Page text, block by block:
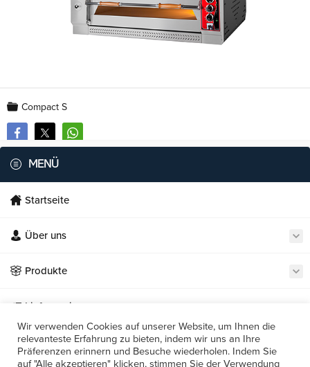
Compact S
MENÜ
Startseite
Über uns
Produkte
Lieferservice
Unsere Restaurants
Cevap Yaz
Wir verwenden Cookies auf unserer Website, um Ihnen die
relevanteste Erfahrung zu bieten, indem wir uns an Ihre
Präferenzen erinnern und Besuche wiederholen. Indem Sie
auf "Alle akzeptieren" klicken, stimmen Sie der Verwendung